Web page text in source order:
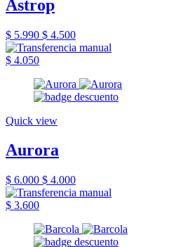
Astrop
$ 5.990 $ 4.500
$ 4.050
Quick view
Aurora
$ 6.000 $ 4.000
$ 3.600